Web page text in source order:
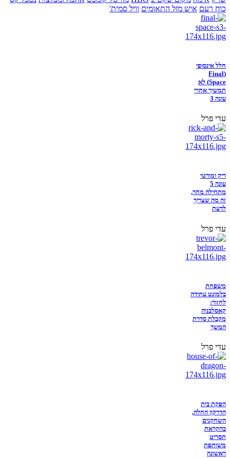
כוח רעם איש מזל התאומים וויל סמית'
חלל אינסופי
(Final
Space) לא
תמשיך אחרי
עונה 3
עדי פרל
ריק ומורטי
עונה 5
מתחילה מחר,
זה מה שצריך
לדעת
עדי פרל
משפחת
בלמונט עתידה
לחזור:
קאסלבניה
מקבלת סדרת
המשך
עדי פרל
הפקת בית
הדרקון החלה,
השחקנים
בהקראת
תסריט
משותפת
ראשונה